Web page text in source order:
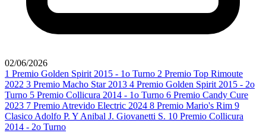
02/06/2026
1 Premio Golden Spirit 2015 - 1o Turno 2 Premio Top Rimoute
2022 3 Premio Macho Star 2013 4 Premio Golden Spirit 2015 - 2o
Turno 5 Premio Collicura 2014 - 1o Turno 6 Premio Candy Cure
2023 7 Premio Atrevido Electric 2024 8 Premio Mario's Rim 9
Clasico Adolfo P. Y Anibal J. Giovanetti S. 10 Premio Collicura
2014 - 2o Turno